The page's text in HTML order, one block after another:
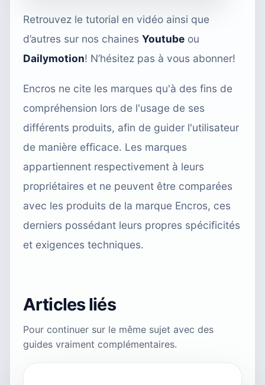
Retrouvez le tutorial en vidéo ainsi que
d’autres sur nos chaines Youtube ou
Dailymotion! N’hésitez pas à vous abonner!
Encros ne cite les marques qu'à des fins de
compréhension lors de l'usage de ses
différents produits, afin de guider l'utilisateur
de manière efficace. Les marques
appartiennent respectivement à leurs
propriétaires et ne peuvent être comparées
avec les produits de la marque Encros, ces
derniers possédant leurs propres spécificités
et exigences techniques.
Articles liés
Pour continuer sur le même sujet avec des
guides vraiment complémentaires.